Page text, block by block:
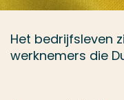
Het bedrijfsleven
werknemers die